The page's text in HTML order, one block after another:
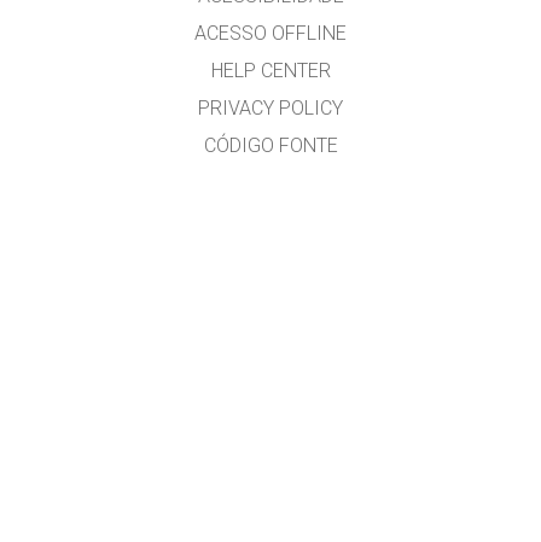
ACESSO OFFLINE
HELP CENTER
PRIVACY POLICY
CÓDIGO FONTE